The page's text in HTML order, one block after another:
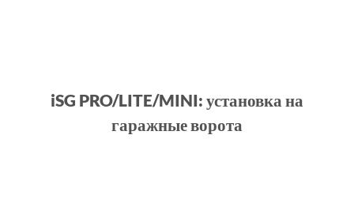
iSG PRO/LITE/MINI: установка на
гаражные ворота